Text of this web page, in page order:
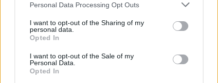
Personal Data Processing Opt Outs
I want to opt-out of the Sharing of my
personal data.
Opted In
I want to opt-out of the Sale of my
Personal Data.
Opted In